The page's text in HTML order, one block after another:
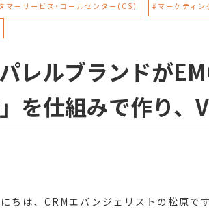
マーサービス･コールセンター(CS) #マーケティ
レルブランドが
を仕組みで作り、
ちは、CRMエバンジェリストの松原です